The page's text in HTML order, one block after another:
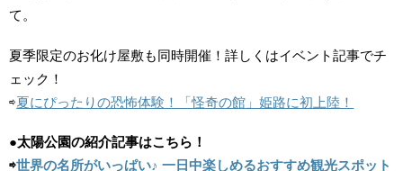
て。
夏季限定のお化け屋敷も同時開催！詳しくはイベント記事でチ
ェック！
⇨夏にぴったりの恐怖体験！「怪奇の館」姫路に初上陸！
●太陽公園の紹介記事はこちら！
⇨世界の名所がいっぱい♪ 一日中楽しめるおすすめ観光スポット